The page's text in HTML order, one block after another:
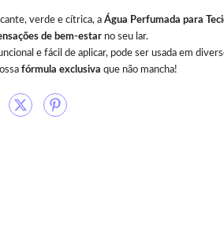
verde e cítrica, a Água Perfumada para
de bem-estar no seu lar.
e fácil de aplicar, pode ser usada em
fórmula exclusiva que não mancha!